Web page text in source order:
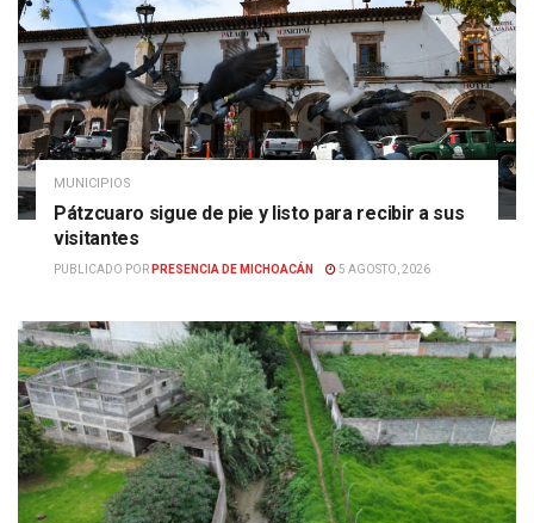
MUNICIPIOS
Pátzcuaro sigue de pie y listo para recibir a sus
visitantes
PUBLICADO POR PRESENCIA DE MICHOACÁN 5 AGOSTO, 2026